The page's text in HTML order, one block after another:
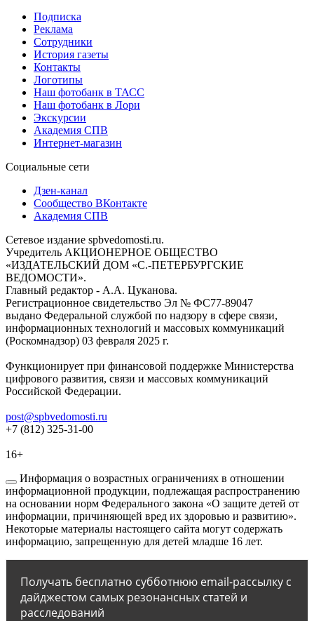
Подписка
Реклама
Сотрудники
История газеты
Контакты
Логотипы
Наш фотобанк в ТАСС
Наш фотобанк в Лори
Экскурсии
Академия СПВ
Интернет-магазин
Социальные сети
Дзен-канал
Сообщество ВКонтакте
Академия СПВ
Сетевое издание spbvedomosti.ru.
Учредитель АКЦИОНЕРНОЕ ОБЩЕСТВО
«ИЗДАТЕЛЬСКИЙ ДОМ «С.-ПЕТЕРБУРГСКИЕ
ВЕДОМОСТИ».
Главный редактор - А.А. Цуканова.
Регистрационное свидетельство Эл № ФС77-89047
выдано Федеральной службой по надзору в сфере связи,
информационных технологий и массовых коммуникаций
(Роскомнадзор) 03 февраля 2025 г.
Функционирует при финансовой поддержке Министерства
цифрового развития, связи и массовых коммуникаций
Российской Федерации.
post@spbvedomosti.ru
+7 (812) 325-31-00
16+
Информация о возрастных ограничениях в отношении
информационной продукции, подлежащая распространению
на основании норм Федерального закона «О защите детей от
информации, причиняющей вред их здоровью и развитию».
Некоторые материалы настоящего сайта могут содержать
информацию, запрещенную для детей младше 16 лет.
Получать бесплатно субботнюю email-рассылку с
дайджестом самых резонансных статей и
расследований